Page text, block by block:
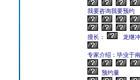
我要咨询我要预约
擅长： 龙继冲
专家介绍：毕业于
预约量